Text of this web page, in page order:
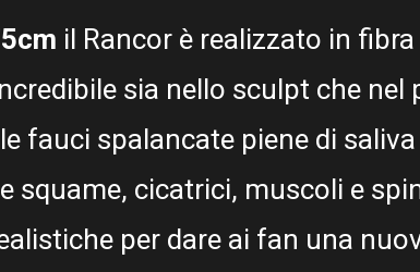
il Rancor è realizzato in
sia nello sculpt che nel
fauci spalancate piene di
squame, cicatrici, muscoli e
per dare ai fan una